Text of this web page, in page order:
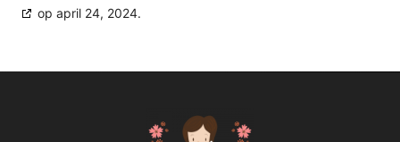
op april 24, 2024.